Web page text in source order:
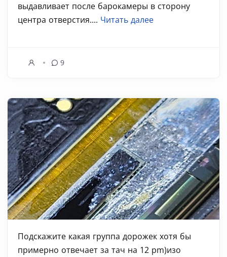
выдавливает после барокамеры в сторону
центра отверстия.... Читать далее
9
Подскажите какая группа дорожек хотя бы
примерно отвечает за тач на 12 pm)изо